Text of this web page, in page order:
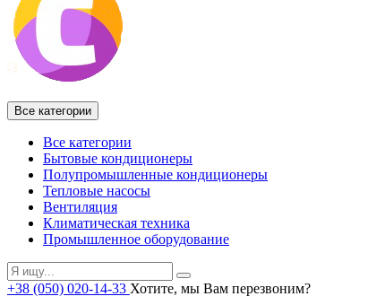
Все категории
Все категории
Бытовые кондиционеры
Полупромышленные кондиционеры
Тепловые насосы
Вентиляция
Климатическая техника
Промышленное оборудование
+38 (050) 020-14-33 Хотите, мы Вам перезвоним?